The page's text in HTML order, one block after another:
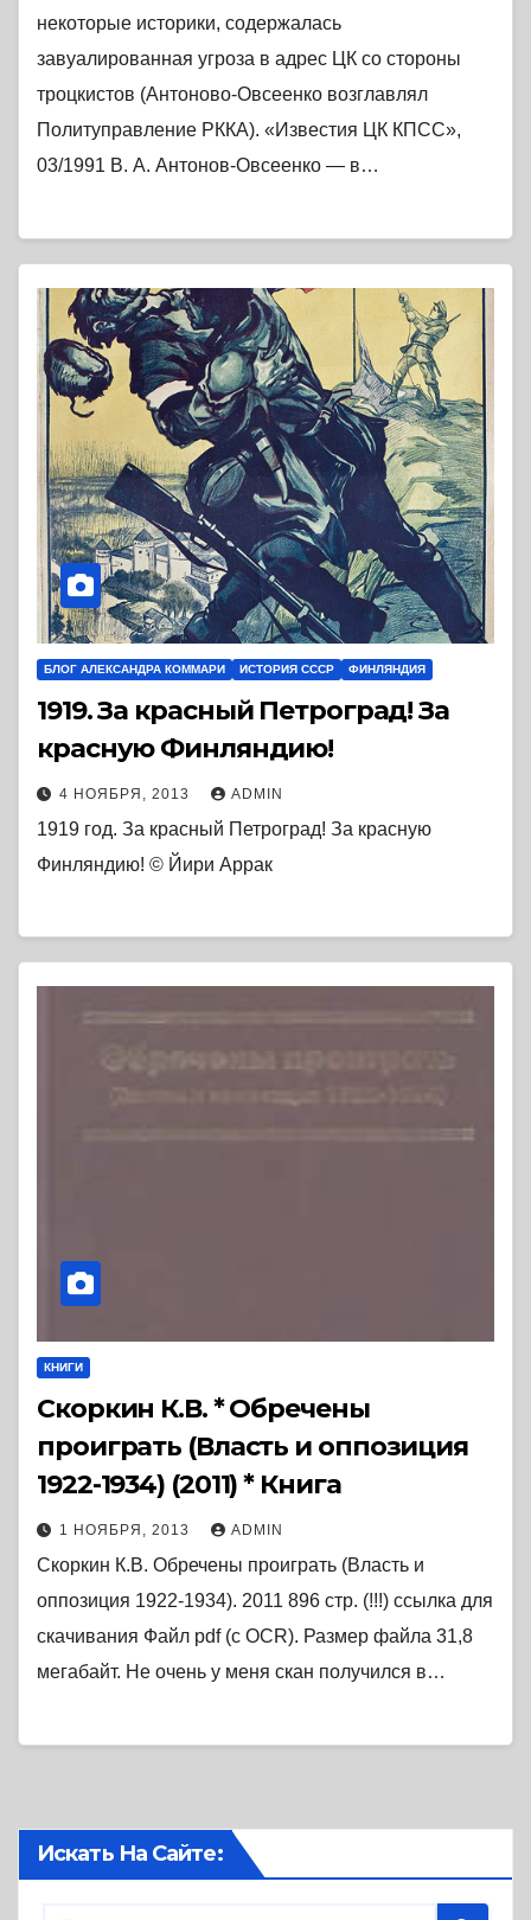
некоторые историки, содержалась
завуалированная угроза в адрес ЦК со стороны
троцкистов (Антоново-Овсеенко возглавлял
Политуправление РККА). «Известия ЦК КПСС»,
03/1991 В. А. Антонов-Овсеенко — в…
БЛОГ АЛЕКСАНДРА КОММАРИ ИСТОРИЯ СССР ФИНЛЯНДИЯ
1919. За красный Петроград! За
красную Финляндию!
4 НОЯБРЯ, 2013 ADMIN
1919 год. За красный Петроград! За красную
Финляндию! © Йири Аррак
КНИГИ
Скоркин К.В. * Обречены
проиграть (Власть и оппозиция
1922-1934) (2011) * Книга
1 НОЯБРЯ, 2013 ADMIN
Скоркин К.В. Обречены проиграть (Власть и
оппозиция 1922-1934). 2011 896 стр. (!!!) ссылка для
скачивания Файл pdf (с OCR). Размер файла 31,8
мегабайт. Не очень у меня скан получился в…
Искать На Сайте: